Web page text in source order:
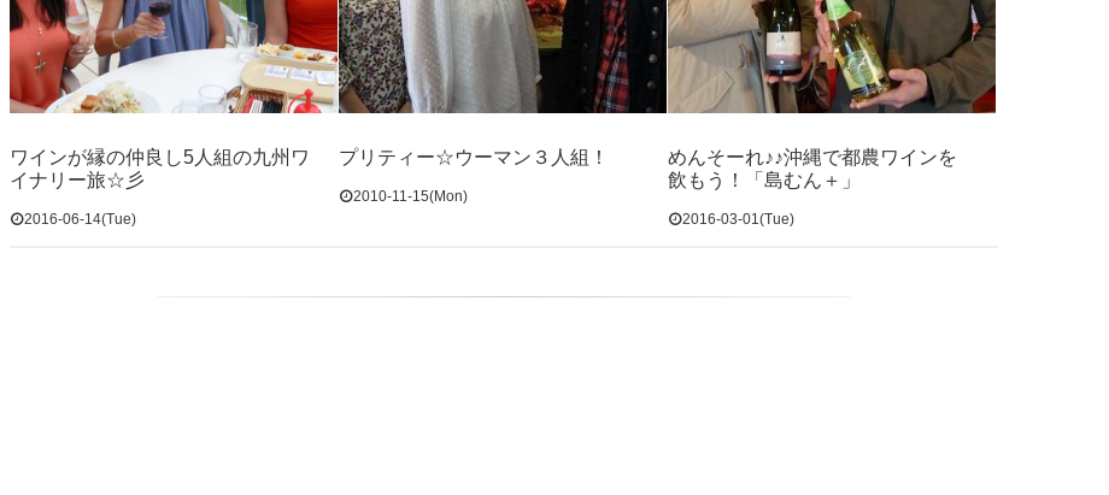
ワインが縁の仲良し5人組の九州ワ
イナリー旅☆彡
2016-06-14(Tue)
プリティー☆ウーマン３人組！
2010-11-15(Mon)
めんそーれ♪♪沖縄で都農ワインを
飲もう！「島むん＋」
2016-03-01(Tue)